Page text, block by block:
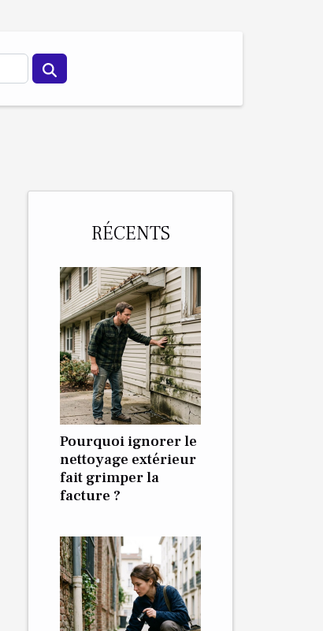
RÉCENTS
Pourquoi ignorer le
nettoyage extérieur
fait grimper la
facture ?